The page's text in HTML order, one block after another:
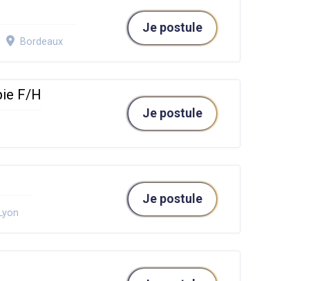
Bordeaux
Je postule
F/H
Je postule
Lyon
Je postule